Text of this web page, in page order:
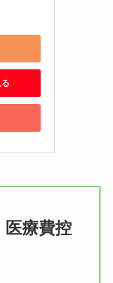
医療費控